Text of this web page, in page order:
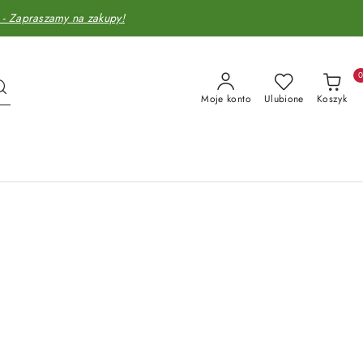
Zapraszamy na zakupy!
Moje konto Ulubione Koszyk
0